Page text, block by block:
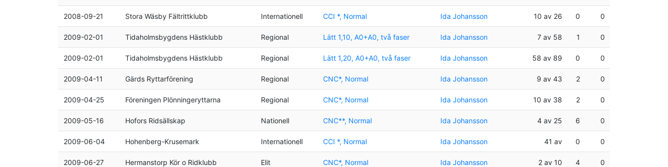
2008-09-21 Stora Wäsby Fältrittklubb Internationell CCI *, Normal Ida Johansson 10 av 26 0 0
2009-02-01 Tidaholmsbygdens Hästklubb Regional Lätt 1,10, A0+A0, två faser Ida Johansson 7 av 58 1 0
2009-02-01 Tidaholmsbygdens Hästklubb Regional Lätt 1,20, A0+A0, två faser Ida Johansson 58 av 89 0 0
2009-04-11 Gärds Ryttarförening Regional CNC*, Normal Ida Johansson 9 av 43 2 0
2009-04-25 Föreningen Plönningeryttarna Regional CNC*, Normal Ida Johansson 10 av 38 2 0
2009-05-16 Hofors Ridsällskap Nationell CNC**, Normal Ida Johansson 4 av 25 6 0
2009-06-04 Hohenberg-Krusemark Internationell CCI *, Normal Ida Johansson 41 av 0 0
2009-06-27 Hermanstorp Kör o Ridklubb Elit CNC*, Normal Ida Johansson 2 av 10 4 0